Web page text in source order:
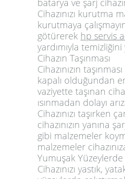
batarya ve şarj
Cihazınızı kurutma
kurutmaya
götürerek hp servis
yardımıyla temizliğini
Cihazın Taşınması
Cihazınızın
kapalı olduğundan
vaziyette taşınan
ısınmadan dolayı
Cihazınızı taşırken
cihazınızın yanına
gibi malzemeler
malzemeler
Yumuşak Yüzeylerde
Cihazınızı yastık,